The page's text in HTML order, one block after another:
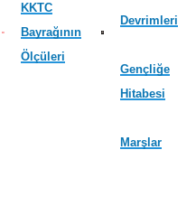
KKTC
Bayrağının
Ölçüleri
Devrimleri
Gençliğe
Hitabesi
Marşlar